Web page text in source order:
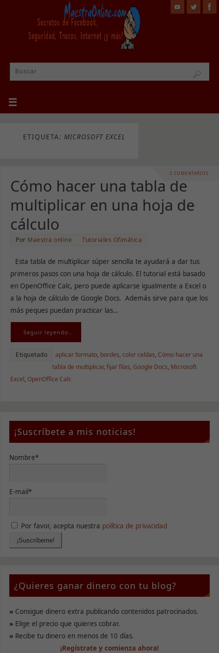
ETIQUETA: MICROSOFT EXCEL
2 COMENTARIOS
Cómo hacer una tabla de
multiplicar en una hoja de
cálculo
Por Maestra online Tutoriales Ofimática
Esta tabla de multiplicar súper sencilla te ayudará a dar tus
primeros pasos con una hoja de cálculo. El tutorial está basado
en OpenOffice Calc, pero puede aplicarse igualmente a Excel o
a la hoja de cálculo de Google Docs. Además sirve para que los
más peques puedan practicar las…
Seguir leyendo…
Etiquetado aplicar formato, bordes,color celdas, Cómo hacer una
tabla de multiplicar,fijar filas, Google Docs, Microsoft
Excel, OpenOffice Calc
¡Suscríbete a mis noticias!
Nombre*
E-mail*
Por favor, acepta nuestra política de privacidad
¿Quieres ganar dinero con tu blog?
»Consigue dinero extra publicando contenidos patrocinados.
»Elige el precio que quieres cobrar.
»Recibe tu dinero en menos de 10 días.
¡Regístrate y comienza ahora!